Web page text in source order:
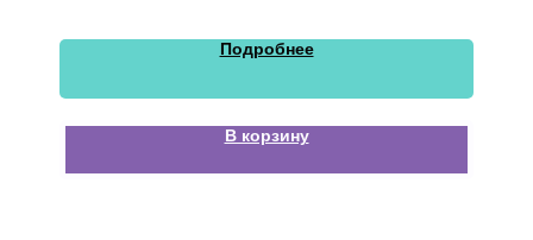
Подробнее
В корзину